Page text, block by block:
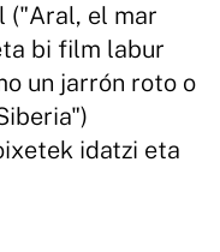
("Aral, el mar
bi film labur
un jarrón roto o
idatzi eta